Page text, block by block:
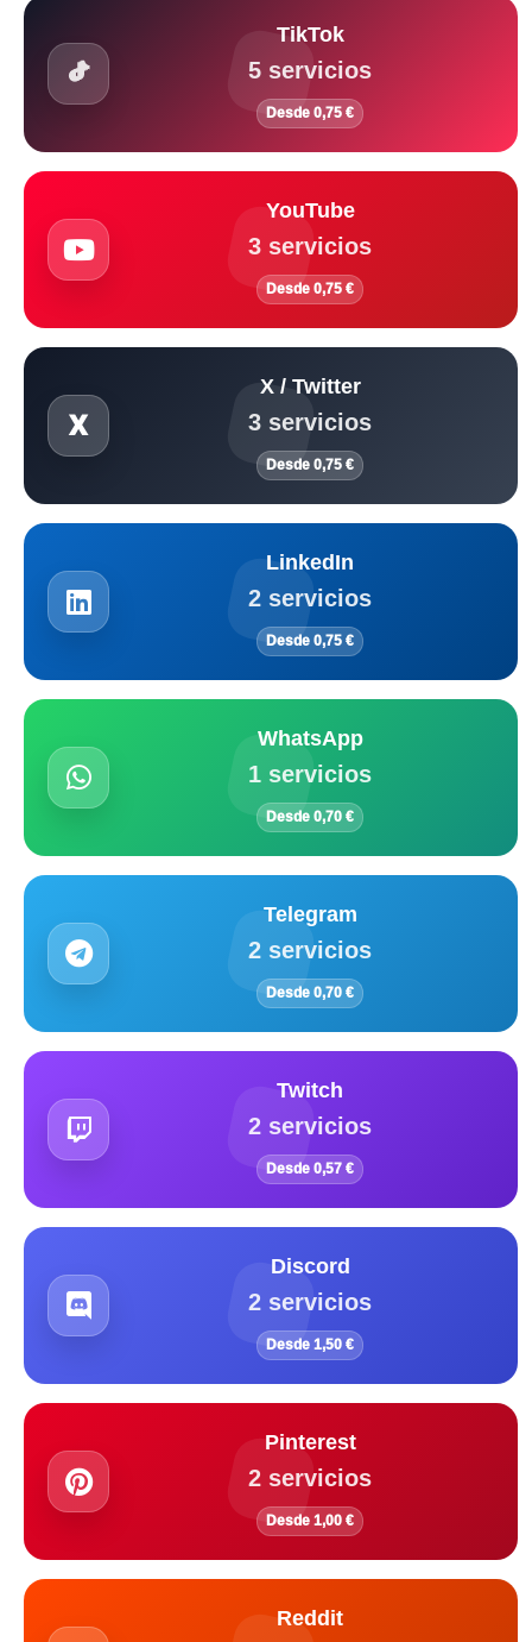
TikTok
5 servicios
Desde 0,75 €
YouTube
3 servicios
Desde 0,75 €
X / Twitter
3 servicios
Desde 0,75 €
LinkedIn
2 servicios
Desde 0,75 €
WhatsApp
1 servicios
Desde 0,70 €
Telegram
2 servicios
Desde 0,70 €
Twitch
2 servicios
Desde 0,57 €
Discord
2 servicios
Desde 1,50 €
Pinterest
2 servicios
Desde 1,00 €
Reddit